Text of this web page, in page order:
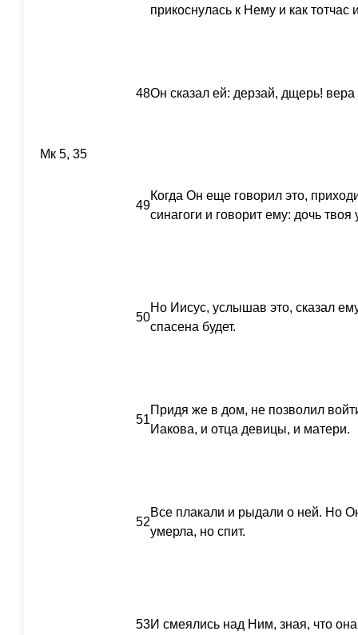
прикоснулась к Нему и как тотчас
48Он сказал ей: дерзай, дщерь!
Мк 5, 35
49
Когда Он еще говорил это,
синагоги и говорит ему: дочь
50
Но Иисус, услышав это, сказал
спасена будет.
51
Придя же в дом, не позволил
Иакова, и отца девицы, и матери.
52
Все плакали и рыдали о ней. Но
умерла, но спит.
53И смеялись над Ним, зная, что